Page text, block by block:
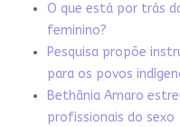
O que está por trás
feminino?
Pesquisa propõe
para os povos
Bethânia Amaro
profissionais do sexo